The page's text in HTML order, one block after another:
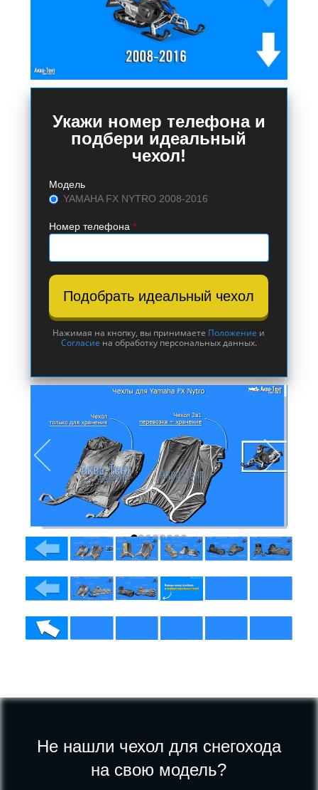
Укажи номер телефона и
подбери идеальный
чехол!
Модель
YAMAHA FX NYTRO 2008-2016
Номер телефона *
Подобрать идеальный чехол
Нажимая на кнопку, вы принимаете Положение и
Согласие на обработку персональных данных.
Не нашли чехол для снегохода
на свою модель?